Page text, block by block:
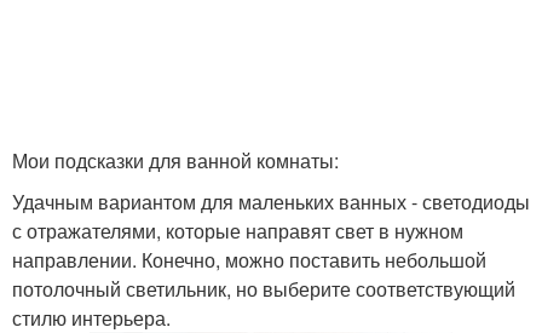
Мои подсказки для ванной комнаты:
Удачным вариантом для маленьких ванных - светодиоды
с отражателями, которые направят свет в нужном
направлении. Конечно, можно поставить небольшой
потолочный светильник, но выберите соответствующий
стилю интерьера.